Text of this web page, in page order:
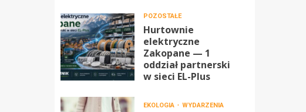
POZOSTAŁE
Hurtownie
elektryczne
Zakopane — 1
oddział partnerski
w sieci EL-Plus
EKOLOGIA WYDARZENIA